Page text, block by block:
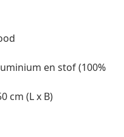
en stof (100%
cm (L x B)